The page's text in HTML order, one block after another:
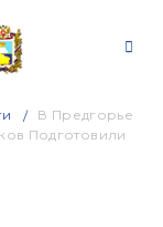
В Предгорье
Подготовили